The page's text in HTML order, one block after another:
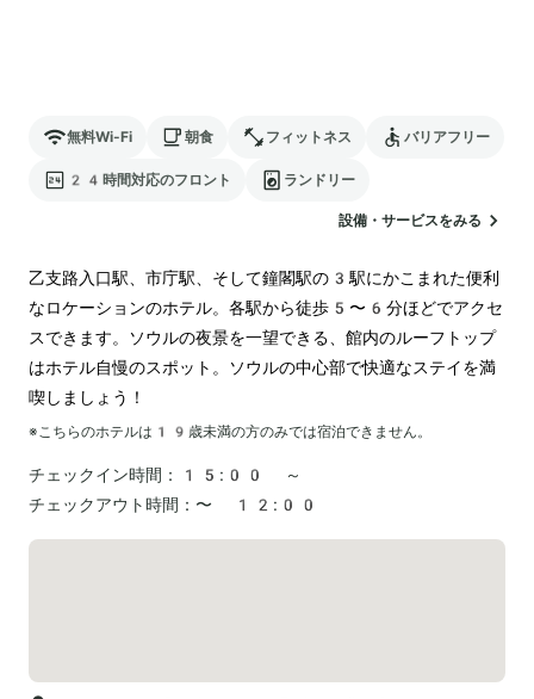
無料Wi-Fi 朝食 フィットネス バリアフリー
24時間対応のフロント ランドリー
設備・サービスをみる
乙支路入口駅、市庁駅、そして鐘閣駅の3駅にかこまれた便利
なロケーションのホテル。各駅から徒歩5〜6分ほどでアクセ
スできます。ソウルの夜景を一望できる、館内のルーフトップ
はホテル自慢のスポット。ソウルの中心部で快適なステイを満
喫しましょう！
※こちらのホテルは 19 歳未満の方のみでは宿泊できません。
チェックイン時間：
15:00 ～
チェックアウト時間： 〜 12:00